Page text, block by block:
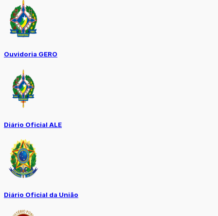
Ouvidoria GERO
Diário Oficial ALE
Diário Oficial da União